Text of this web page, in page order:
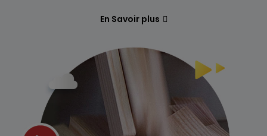
En Savoir plus